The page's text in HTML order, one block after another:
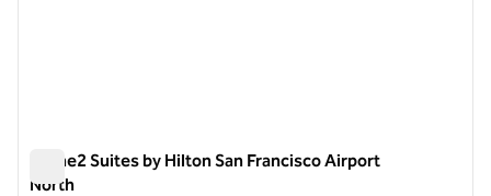
Home2 Suites by Hilton San Francisco Airport
North